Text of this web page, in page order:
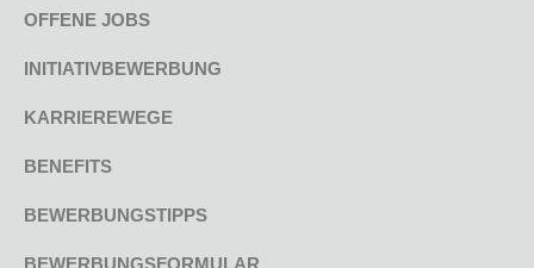
OFFENE JOBS
INITIATIVBEWERBUNG
KARRIEREWEGE
BENEFITS
BEWERBUNGSTIPPS
BEWERBUNGSFORMULAR